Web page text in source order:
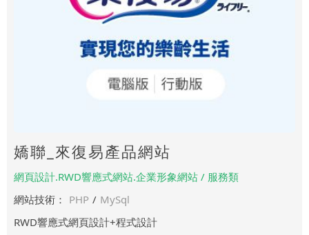
嬌聯_來復易產品網站
網頁設計.RWD響應式網站.企業形象網站 / 服務類
網站技術： PHP / MySql
RWD響應式網頁設計+程式設計